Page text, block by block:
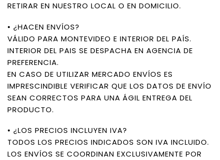
RETIRAR EN NUESTRO LOCAL O EN DOMICILIO.
• ¿HACEN ENVÍOS?
VÁLIDO PARA MONTEVIDEO E INTERIOR DEL PAÍS.
INTERIOR DEL PAIS SE DESPACHA EN AGENCIA DE
PREFERENCIA.
EN CASO DE UTILIZAR MERCADO ENVÍOS ES
IMPRESCINDIBLE VERIFICAR QUE LOS DATOS DE ENVÍO
SEAN CORRECTOS PARA UNA ÁGIL ENTREGA DEL
PRODUCTO.
• ¿LOS PRECIOS INCLUYEN IVA?
TODOS LOS PRECIOS INDICADOS SON IVA INCLUIDO.
LOS ENVÍOS SE COORDINAN EXCLUSIVAMENTE POR